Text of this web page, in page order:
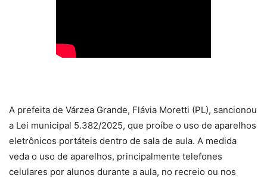
A prefeita de Várzea Grande, Flávia Moretti (PL), sancionou
a Lei municipal 5.382/2025, que proíbe o uso de aparelhos
eletrônicos portáteis dentro de sala de aula. A medida
veda o uso de aparelhos, principalmente telefones
celulares por alunos durante a aula, no recreio ou nos